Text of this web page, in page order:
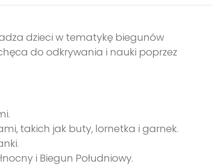
dzieci w tematykę biegunów
do odkrywania i nauki poprzez
takich jak buty, lornetka i garnek.
i Biegun Południowy.